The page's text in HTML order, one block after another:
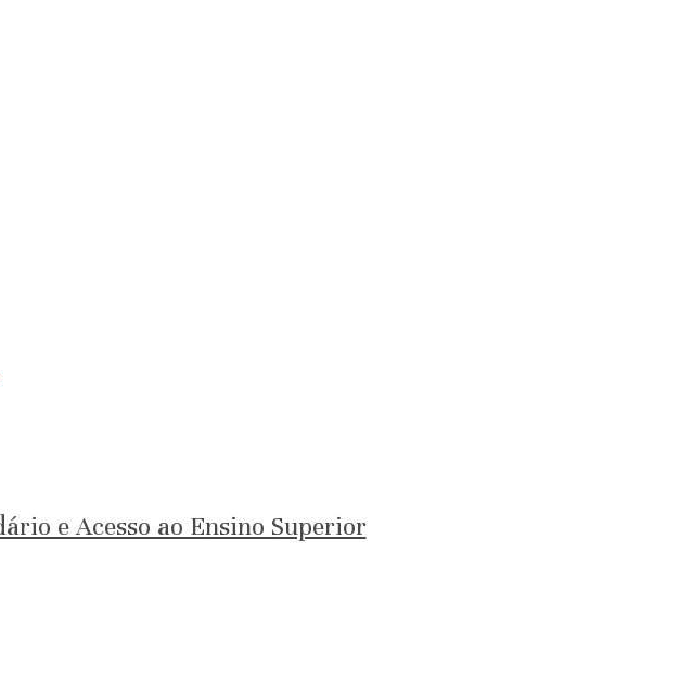
e Acesso ao Ensino Superior